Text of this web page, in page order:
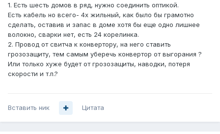
1. Есть шесть домов в ряд, нужно соединить оптикой.
Есть кабель но всего- 4х жильный, как было бы грамотно
сделать, оставив и запас в доме хотя бы еще одно лишнее
волокно, сварки нет, есть 24 корелинка.
2. Провод от свитча к конвертору, на него ставить
грозозащиту, тем самым уберечь конвертор от выгорания ?
Или только хуже будет от грозозащиты, наводки, потеря
скорости и т.п.?
Вставить ник Цитата